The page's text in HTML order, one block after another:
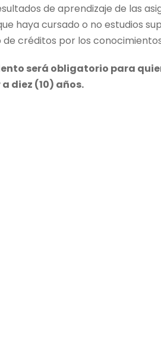
de aprendizaje de las
haya cursado o no estudios
créditos por los
será obligatorio para
diez (10) años.